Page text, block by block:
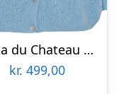
Marta du Chateau dame strik MdcJuliana 2413 – Celeste1910
kr. 499,00